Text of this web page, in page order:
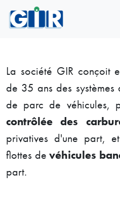
Skip navigation
La société GIR conçoit
de 35 ans des systèmes
de parc de véhicules,
contrôlée des
privatives d'une part,
flottes de véhicules
part.